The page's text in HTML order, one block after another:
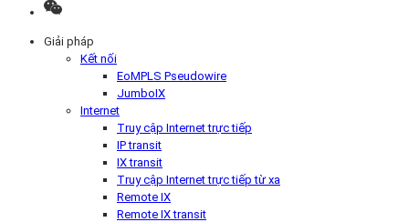
Giải pháp
Kết nối
EoMPLS Pseudowire
JumboIX
Internet
Truy cập Internet trực tiếp
IP transit
IX transit
Truy cập Internet trực tiếp từ xa
Remote IX
Remote IX transit